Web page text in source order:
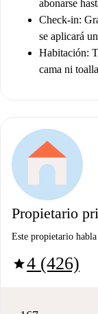
abonarse
Check-in:
se aplicará
Habitación:
cama ni
Propietario
Este propietario
star4 (426)